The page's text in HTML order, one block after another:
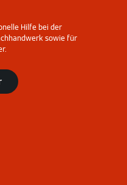
Hilfe bei der
sowie für